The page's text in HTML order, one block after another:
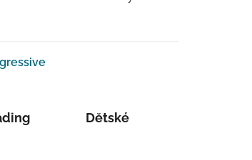
Dětské